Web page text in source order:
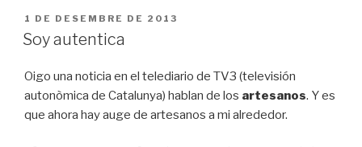
PUBLICAT
A
1 DE DESEMBRE DE 2013
Soy autentica
Oigo una noticia en el telediario de TV3 (televisión
autonòmica de Catalunya) hablan de los artesanos. Y es
que ahora hay auge de artesanos a mi alrededor.